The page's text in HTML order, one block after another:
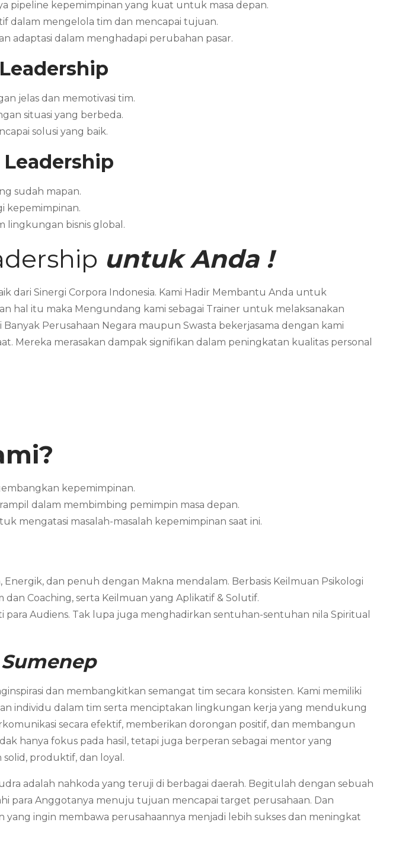
pipeline kepemimpinan yang kuat untuk masa depan.
dalam mengelola tim dan mencapai tujuan.
adaptasi dalam menghadapi perubahan pasar.
jelas dan memotivasi tim.
situasi yang berbeda.
solusi yang baik.
sudah mapan.
kepemimpinan.
lingkungan bisnis global.
untuk Anda !
dari Sinergi Corpora Indonesia. Kami Hadir Membantu Anda untuk
hal itu maka Mengundang kami sebagai Trainer untuk melaksanakan
Perusahaan Negara maupun Swasta bekerjasama dengan kami
Mereka merasakan dampak signifikan dalam peningkatan kualitas personal
kepemimpinan.
dalam membimbing pemimpin masa depan.
mengatasi masalah-masalah kepemimpinan saat ini.
dan penuh dengan Makna mendalam. Berbasis Keilmuan Psikologi
Coaching, serta Keilmuan yang Aplikatif & Solutif.
Audiens. Tak lupa juga menghadirkan sentuhan-sentuhan nila Spiritual
dan membangkitkan semangat tim secara konsisten. Kami memiliki
individu dalam tim serta menciptakan lingkungan kerja yang mendukung
secara efektif, memberikan dorongan positif, dan membangun
hanya fokus pada hasil, tetapi juga berperan sebagai mentor yang
produktif, dan loyal.
adalah nahkoda yang teruji di berbagai daerah. Begitulah dengan sebuah
para Anggotanya menuju tujuan mencapai target perusahaan. Dan
ingin membawa perusahaannya menjadi lebih sukses dan meningkat